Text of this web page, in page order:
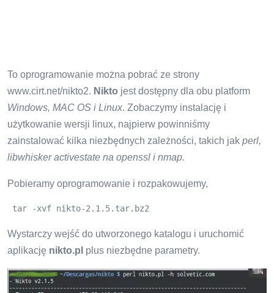
To oprogramowanie można pobrać ze strony
www.cirt.net/nikto2. Nikto jest dostępny dla obu platform
Windows, MAC OS i Linux. Zobaczymy instalację i
użytkowanie wersji linux, najpierw powinniśmy
zainstalować kilka niezbędnych zależności, takich jak perl,
libwhisker activestate na openssl i nmap.
Pobieramy oprogramowanie i rozpakowujemy,
tar -xvf nikto-2.1.5.tar.bz2
Wystarczy wejść do utworzonego katalogu i uruchomić
aplikację nikto.pl plus niezbędne parametry.